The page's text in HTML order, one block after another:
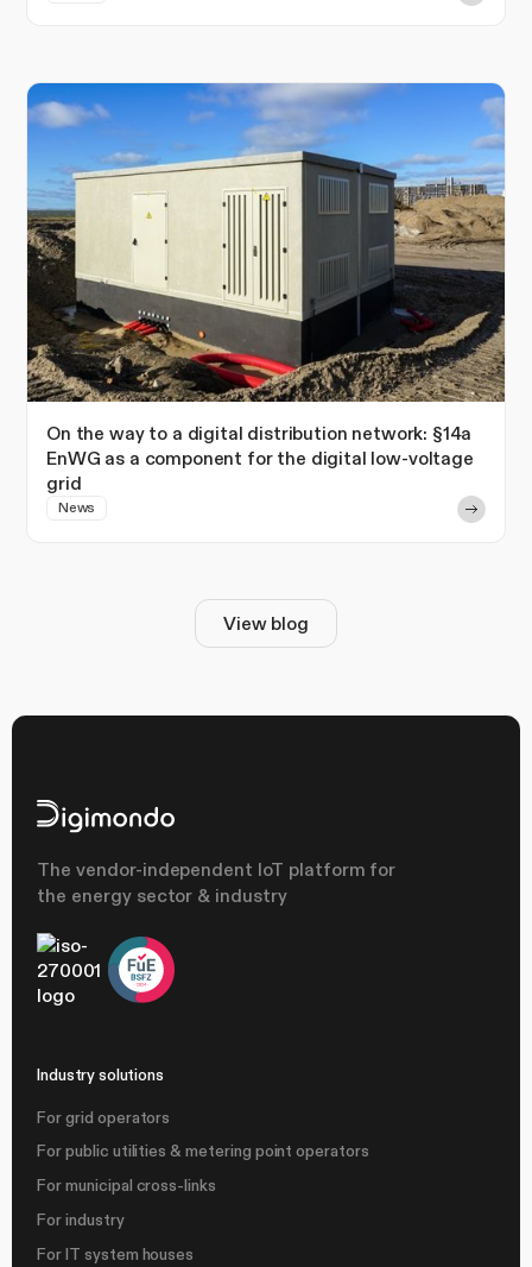
On the way to a digital distribution network: §14a
EnWG as a component for the digital low-voltage
grid
News
View blog
The vendor-independent IoT platform for
the energy sector & industry
Industry solutions
For grid operators
For public utilities & metering point operators
For municipal cross-links
For industry
For IT system houses